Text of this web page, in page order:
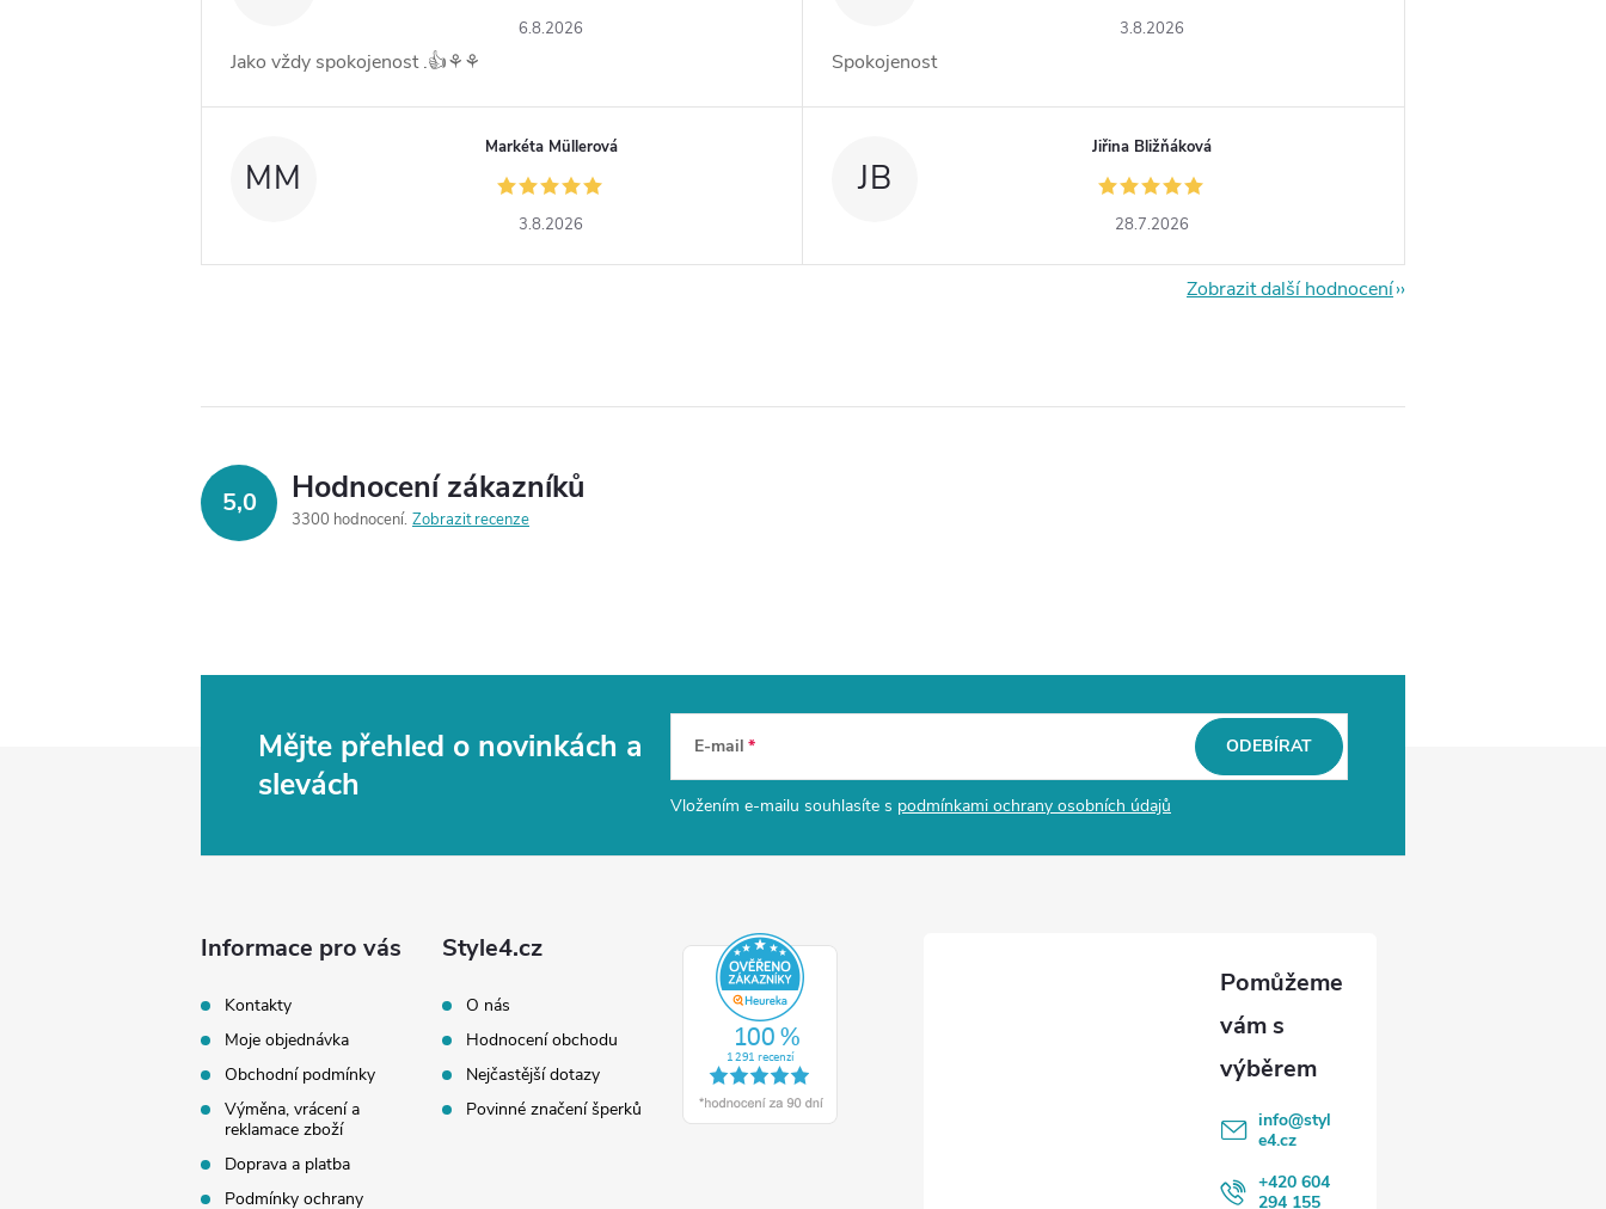
6.8.2026
Jako vždy spokojenost .👍⚘️⚘️
3.8.2026
Spokojenost
MM
Markéta Müllerová
3.8.2026
JB
Jiřina Bližňáková
28.7.2026
Zobrazit další hodnocení
5,0 Hodnocení zákazníků
3300 hodnocení Zobrazit recenze
Mějte přehled o novinkách a
slevách
E-mail
Vložením e-mailu souhlasíte s podmínkami ochrany osobních údajů
ODEBÍRAT
Informace pro vás
Kontakty
Moje objednávka
Obchodní podmínky
Výměna, vrácení a
reklamace zboží
Doprava a platba
Podmínky ochrany
Style4.cz
O nás
Hodnocení obchodu
Nejčastější dotazy
Povinné značení šperků
info@styl
e4.cz
+420 604
294 155